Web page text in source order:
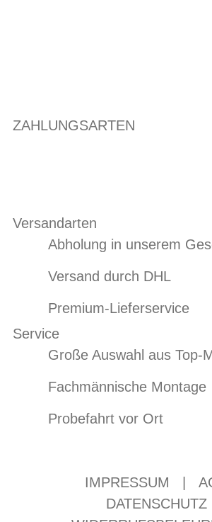
ZAHLUNGSARTEN
Versandarten
Abholung in unserem
Versand durch DHL
Premium-Lieferservice
Service
Große Auswahl aus Top-
Fachmännische Montage
Probefahrt vor Ort
IMPRESSUM
DATENSCHUTZ